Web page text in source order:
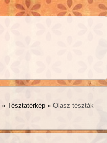
» Tésztatérkép »Olasz tészták